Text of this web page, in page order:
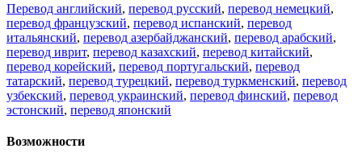
Перевод английский, перевод русский, перевод немецкий,
перевод французский, перевод испанский, перевод
итальянский, перевод азербайджанский, перевод арабский,
перевод иврит, перевод казахский, перевод китайский,
перевод корейский, перевод португальский, перевод
татарский, перевод турецкий, перевод туркменский, перевод
узбекский, перевод украинский, перевод финский, перевод
эстонский, перевод японский
Возможности